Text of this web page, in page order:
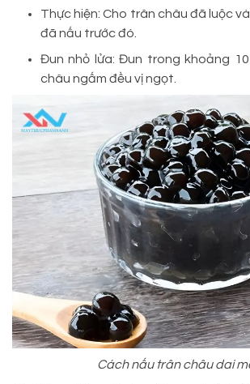
Thực hiện: Cho trân châu đã luộc
đã nấu trước đó.
Đun nhỏ lửa: Đun trong khoảng
châu ngấm đều vị ngọt.
Cách nấu trân châu dai